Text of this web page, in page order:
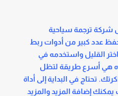
ترجمة سياحية
عدد كبير من أدوات ربط
القليل واستخدمه في
هي أسرع طريقة لتظل
تحتاج في البداية إلى أداة
يمكنك إضافة المزيد والمزيد